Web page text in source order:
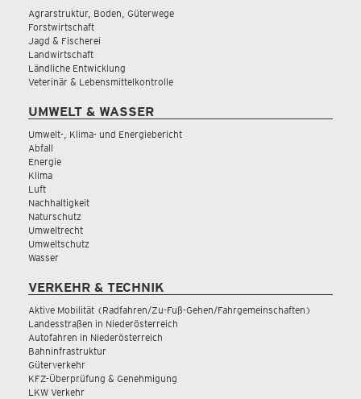
Agrarstruktur, Boden, Güterwege
Forstwirtschaft
Jagd & Fischerei
Landwirtschaft
Ländliche Entwicklung
Veterinär & Lebensmittelkontrolle
UMWELT & WASSER
Umwelt-, Klima- und Energiebericht
Abfall
Energie
Klima
Luft
Nachhaltigkeit
Naturschutz
Umweltrecht
Umweltschutz
Wasser
VERKEHR & TECHNIK
Aktive Mobilität (Radfahren/Zu-Fuß-Gehen/Fahrgemeinschaften)
Landesstraßen in Niederösterreich
Autofahren in Niederösterreich
Bahninfrastruktur
Güterverkehr
KFZ-Überprüfung & Genehmigung
LKW Verkehr